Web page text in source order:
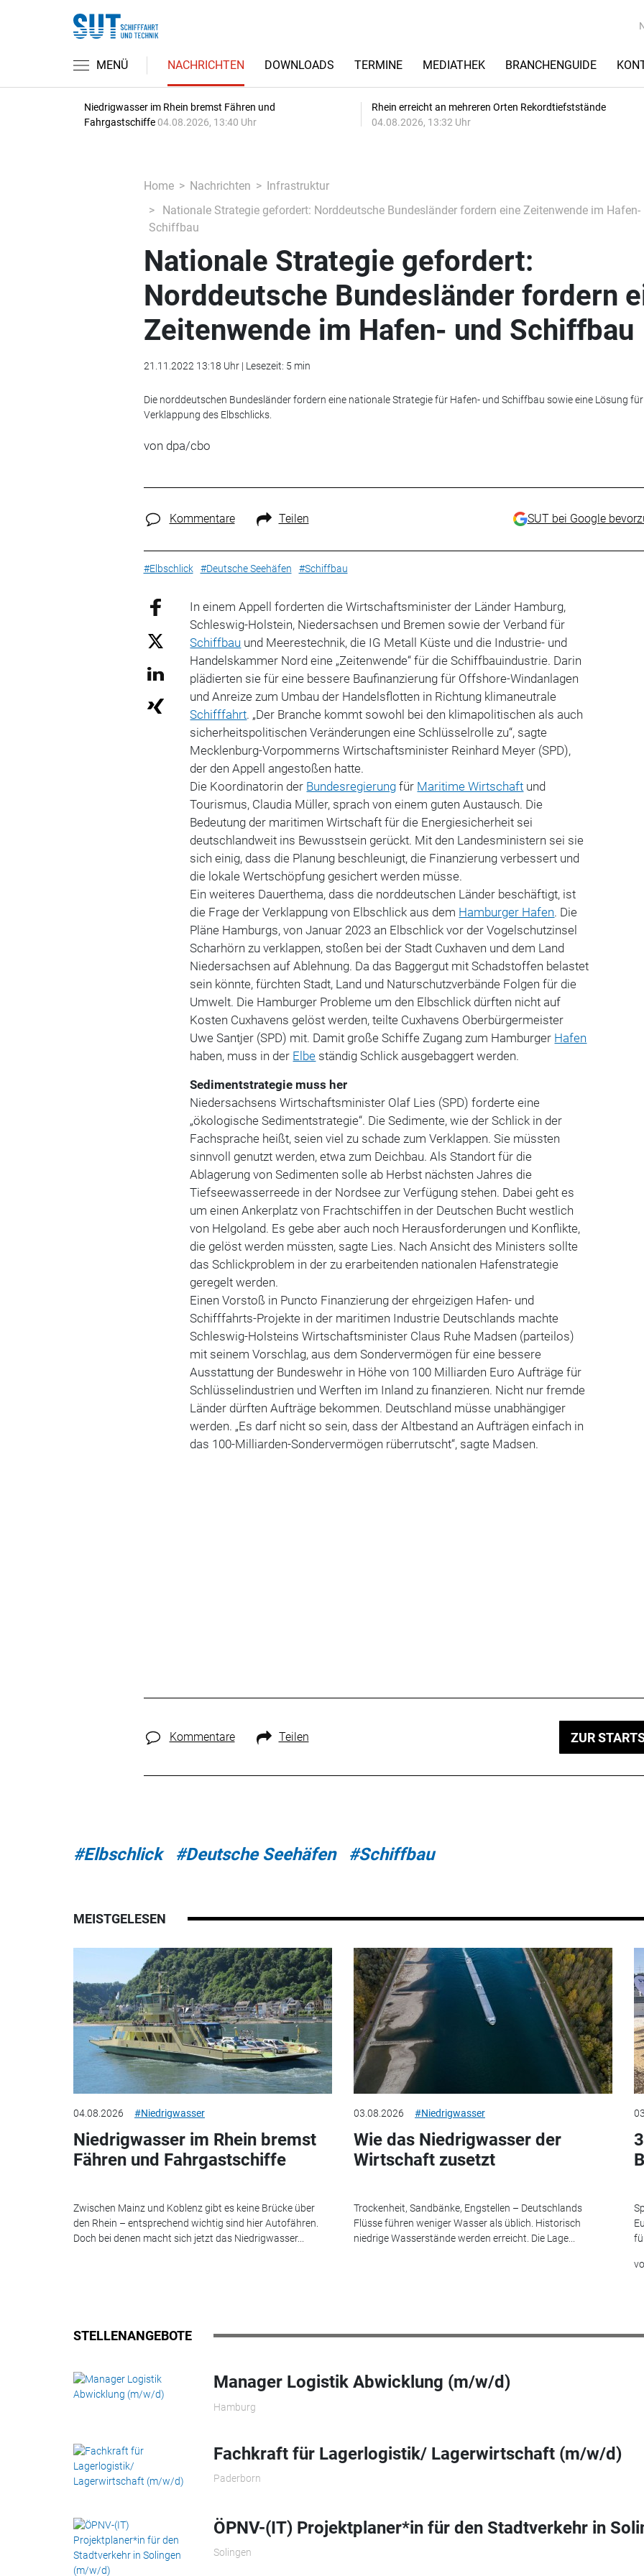
MENÜ NACHRICHTEN DOWNLOADS TERMINE MEDIATHEK BRANCHENGUIDE
Niedrigwasser im Rhein bremst Fähren und
Fahrgastschiffe 04.08.2026, 13:40 Uhr
Rhein erreicht an mehreren Orten Rekordtiefststände
04.08.2026, 13:32 Uhr
Home Nachrichten
Infrastruktur
Nationale Strategie gefordert: Norddeutsche Bundesländer fordern eine Zeitenwende im Hafen-
Schiffbau
Nationale Strategie gefordert:
Norddeutsche Bundesländer fordern
Zeitenwende im Hafen- und Schiffbau
21.11.2022 13:18 Uhr | Lesezeit: 5 min
Die norddeutschen Bundesländer fordern eine nationale Strategie für Hafen- und Schiffbau sowie eine Lösung
Verklappung des Elbschlicks.
von dpa/cbo
Kommentare Teilen SUT bei Google
#Elbschlick #Deutsche Seehäfen #Schiffbau
In einem Appell forderten die Wirtschaftsminister der Länder Hamburg,
Schleswig-Holstein, Niedersachsen und Bremen sowie der Verband für
Schiffbau und Meerestechnik, die IG Metall Küste und die Industrie- und
Handelskammer Nord eine „Zeitenwende“ für die Schiffbauindustrie. Darin
plädierten sie für eine bessere Baufinanzierung für Offshore-Windanlagen
und Anreize zum Umbau der Handelsflotten in Richtung klimaneutrale
Schifffahrt. „Der Branche kommt sowohl bei den klimapolitischen als auch
sicherheitspolitischen Veränderungen eine Schlüsselrolle zu“, sagte
Mecklenburg-Vorpommerns Wirtschaftsminister Reinhard Meyer (SPD),
der den Appell angestoßen hatte.
Die Koordinatorin der Bundesregierung für Maritime Wirtschaft und
Tourismus, Claudia Müller, sprach von einem guten Austausch. Die
Bedeutung der maritimen Wirtschaft für die Energiesicherheit sei
deutschlandweit ins Bewusstsein gerückt. Mit den Landesministern sei sie
sich einig, dass die Planung beschleunigt, die Finanzierung verbessert und
die lokale Wertschöpfung gesichert werden müsse.
Ein weiteres Dauerthema, dass die norddeutschen Länder beschäftigt, ist
die Frage der Verklappung von Elbschlick aus dem Hamburger Hafen. Die
Pläne Hamburgs, von Januar 2023 an Elbschlick vor der Vogelschutzinsel
Scharhörn zu verklappen, stoßen bei der Stadt Cuxhaven und dem Land
Niedersachsen auf Ablehnung. Da das Baggergut mit Schadstoffen belastet
sein könnte, fürchten Stadt, Land und Naturschutzverbände Folgen für die
Umwelt. Die Hamburger Probleme um den Elbschlick dürften nicht auf
Kosten Cuxhavens gelöst werden, teilte Cuxhavens Oberbürgermeister
Uwe Santjer (SPD) mit. Damit große Schiffe Zugang zum Hamburger Hafen
haben, muss in der Elbe ständig Schlick ausgebaggert werden.
Sedimentstrategie muss her
Niedersachsens Wirtschaftsminister Olaf Lies (SPD) forderte eine
„ökologische Sedimentstrategie“. Die Sedimente, wie der Schlick in der
Fachsprache heißt, seien viel zu schade zum Verklappen. Sie müssten
sinnvoll genutzt werden, etwa zum Deichbau. Als Standort für die
Ablagerung von Sedimenten solle ab Herbst nächsten Jahres die
Tiefseewasserreede in der Nordsee zur Verfügung stehen. Dabei geht es
um einen Ankerplatz von Frachtschiffen in der Deutschen Bucht westlich
von Helgoland. Es gebe aber auch noch Herausforderungen und Konflikte,
die gelöst werden müssten, sagte Lies. Nach Ansicht des Ministers sollte
das Schlickproblem in der zu erarbeitenden nationalen Hafenstrategie
geregelt werden.
Einen Vorstoß in Puncto Finanzierung der ehrgeizigen Hafen- und
Schifffahrts-Projekte in der maritimen Industrie Deutschlands machte
Schleswig-Holsteins Wirtschaftsminister Claus Ruhe Madsen (parteilos)
mit seinem Vorschlag, aus dem Sondervermögen für eine bessere
Ausstattung der Bundeswehr in Höhe von 100 Milliarden Euro Aufträge für
Schlüsselindustrien und Werften im Inland zu finanzieren. Nicht nur fremde
Länder dürften Aufträge bekommen. Deutschland müsse unabhängiger
werden. „Es darf nicht so sein, dass der Altbestand an Aufträgen einfach in
das 100-Milliarden-Sondervermögen rüberrutscht“, sagte Madsen.
Kommentare Teilen ZUR
#Elbschlick #Deutsche Seehäfen #Schiffbau
MEISTGELESEN
04.08.2026 #Niedrigwasser
Niedrigwasser im Rhein bremst
Fähren und Fahrgastschiffe
Zwischen Mainz und Koblenz gibt es keine Brücke über
den Rhein – entsprechend wichtig sind hier Autofähren.
Doch bei denen macht sich jetzt das Niedrigwasser...
03.08.2026 #Niedrigwasser
Wie das Niedrigwasser der
Wirtschaft zusetzt
Trockenheit, Sandbänke, Engstellen – Deutschlands
Flüsse führen weniger Wasser als üblich. Historisch
niedrige Wasserstände werden erreicht. Die Lage...
STELLENANGEBOTE
Manager Logistik Abwicklung (m/w/d)
Hamburg
Fachkraft für Lagerlogistik/ Lagerwirtschaft (m/w/d)
Paderborn
ÖPNV-(IT) Projektplaner*in für den Stadtverkehr in
Solingen